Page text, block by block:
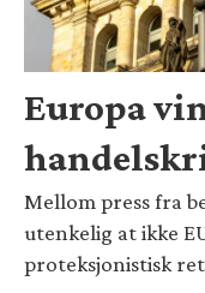
Europa
Mellom press fra
utenkelig at ikke
proteksjonistisk